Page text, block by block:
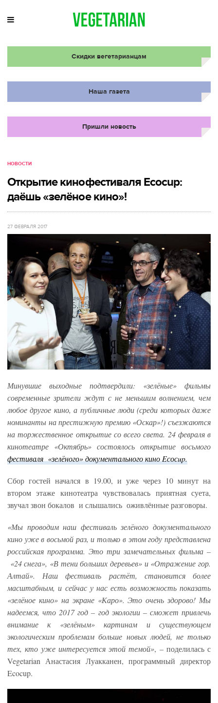
Скидки вегетарианцам
Наша газета
Пришли новость
НОВОСТИ
Открытие кинофестиваля Ecocup:
даёшь «зелёное кино»!
27 ФЕВРАЛЯ 2017
Минувшие выходные подтвердили: «зелёные» фильмы
современные зрители ждут с не меньшим волнением, чем
любое другое кино, а публичные люди (среди которых даже
номинанты на престижную премию «Оскар»!) съезжаются
на торжественное открытие со всего света. 24 февраля в
кинотеатре «Октябрь» состоялось открытие восьмого
фестиваля «зелёного» документального кино Eсосup.
Сбор гостей начался в 19.00, и уже через 10 минут на
втором этаже кинотеатра чувствовалась приятная суета,
звучал звон бокалов и слышались оживлённые разговоры.
«Мы проводим наш фестиваль зелёного документального
кино уже в восьмой раз, и только в этом году представлена
российская программа. Это три замечательных фильма –
«24 снега», «В тени больших деревьев» и «Отражение гор.
Алтай». Наш фестиваль растёт, становится более
масштабным, и сейчас у нас есть возможность показать
«зелёное кино» на экране «Каро». Это очень здорово! Мы
надеемся, что 2017 год – год экологии – сможет привлечь
внимание к «зелёным» картинам и существующем
экологическим проблемам больше новых людей, не только
тех, кто уже интересуется этой темой», – поделилась с
Vegetarian Анастасия Луакканен, программный директор
Ecocup.